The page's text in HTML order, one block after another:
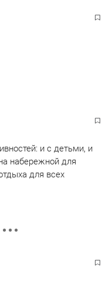
и с детьми, и
набережной для
для всех